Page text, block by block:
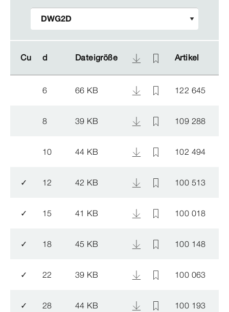
Cu d Dateigröße Artikel
Cu d Dateigröße Artikel
6 66 KB 122 645
8 39 KB 109 288
10 44 KB 102 494
✓ 12 42 KB 100 513
✓ 15 41 KB 100 018
✓ 18 45 KB 100 148
✓ 22 39 KB 100 063
✓ 28 44 KB 100 193